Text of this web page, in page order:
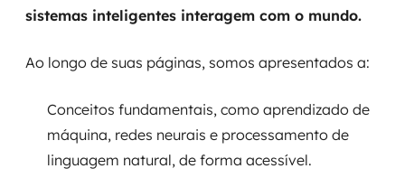
sistemas inteligentes interagem com o mundo.
Ao longo de suas páginas, somos apresentados a:
Conceitos fundamentais, como aprendizado de
máquina, redes neurais e processamento de
linguagem natural, de forma acessível.